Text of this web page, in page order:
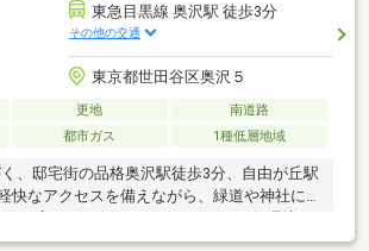
東急目黒線 奥沢駅 徒歩3分
その他の交通
東京都世田谷区奥沢５
更地
南道路
都市ガス 1種低層地域
、邸宅街の品格奥沢駅徒歩3分、自由が丘駅
快なアクセスを備えながら、緑道や神社に寄
みが広がる、奥沢五丁目ならではの住環境で
が描く、一邸約86.92坪の南向き敷地に、